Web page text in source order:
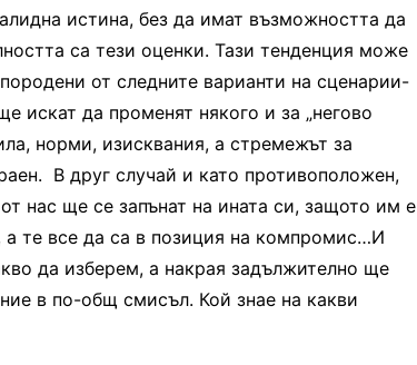
истина, без да имат възможността да
са тези оценки. Тази тенденция може
от следните варианти на сценарии-
искат да променят някого и за „негово
норми, изисквания, а стремежът за
В друг случай и като противоположен,
нас ще се запънат на ината си, защото им е
а те все да са в позиция на компромис…И
да изберем, а накрая задължително ще
в по-общ смисъл. Кой знае на какви